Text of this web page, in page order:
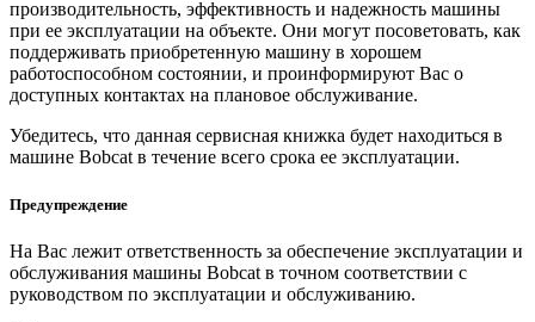
производительность, эффективность и надежность машины
при ее эксплуатации на объекте. Они могут посоветовать, как
поддерживать приобретенную машину в хорошем
работоспособном состоянии, и проинформируют Вас о
доступных контактах на плановое обслуживание.
Убедитесь, что данная сервисная книжка будет находиться в
машине Bobcat в течение всего срока ее эксплуатации.
Предупреждение
На Вас лежит ответственность за обеспечение эксплуатации и
обслуживания машины Bobcat в точном соответствии с
руководством по эксплуатации и обслуживанию.